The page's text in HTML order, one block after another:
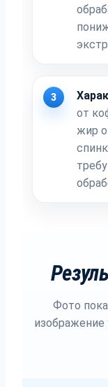
3
от
жир
Фото
изображение